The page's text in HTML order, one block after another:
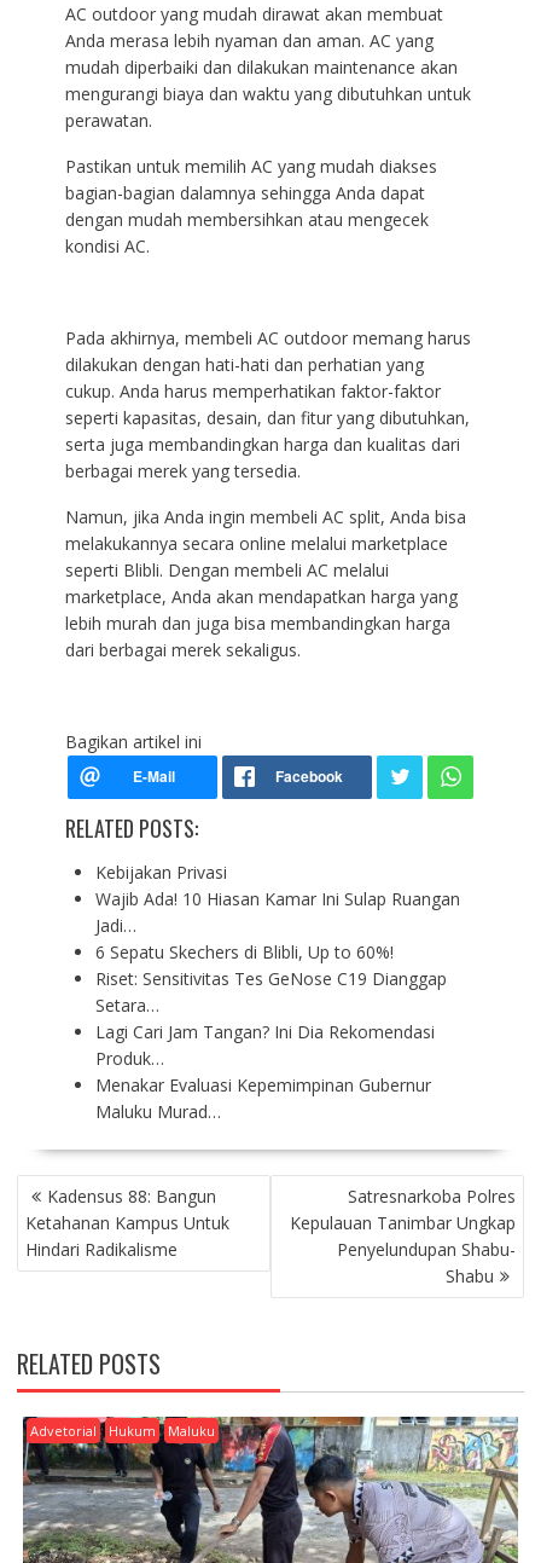
AC outdoor yang mudah dirawat akan membuat
Anda merasa lebih nyaman dan aman. AC yang
mudah diperbaiki dan dilakukan maintenance akan
mengurangi biaya dan waktu yang dibutuhkan untuk
perawatan.
Pastikan untuk memilih AC yang mudah diakses
bagian-bagian dalamnya sehingga Anda dapat
dengan mudah membersihkan atau mengecek
kondisi AC.
Pada akhirnya, membeli AC outdoor memang harus
dilakukan dengan hati-hati dan perhatian yang
cukup. Anda harus memperhatikan faktor-faktor
seperti kapasitas, desain, dan fitur yang dibutuhkan,
serta juga membandingkan harga dan kualitas dari
berbagai merek yang tersedia.
Namun, jika Anda ingin membeli AC split, Anda bisa
melakukannya secara online melalui marketplace
seperti Blibli. Dengan membeli AC melalui
marketplace, Anda akan mendapatkan harga yang
lebih murah dan juga bisa membandingkan harga
dari berbagai merek sekaligus.
Bagikan artikel ini
RELATED POSTS:
Kebijakan Privasi
Wajib Ada! 10 Hiasan Kamar Ini Sulap Ruangan
Jadi…
6 Sepatu Skechers di Blibli, Up to 60%!
Riset: Sensitivitas Tes GeNose C19 Dianggap
Setara…
Lagi Cari Jam Tangan? Ini Dia Rekomendasi
Produk…
Menakar Evaluasi Kepemimpinan Gubernur
Maluku Murad…
P
O
S
T
V
I
G
A
T
O
N
Kadensus 88: Bangun
Ketahanan Kampus Untuk
Hindari Radikalisme
Satresnarkoba Polres
Kepulauan Tanimbar Ungkap
Penyelundupan Shabu-
Shabu
RELATED POSTS
Advetorial Hukum Maluku